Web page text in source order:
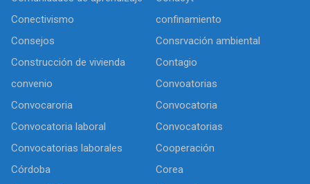
Conectivismo
confinamiento
Consejos
Consrvación ambiental
Construcción de vivienda
Contagio
convenio
Convoatorias
Convocaroria
Convocatoria
Convocatoria laboral
Convocatorias
Convocatorias laborales
Cooperación
Córdoba
Corea